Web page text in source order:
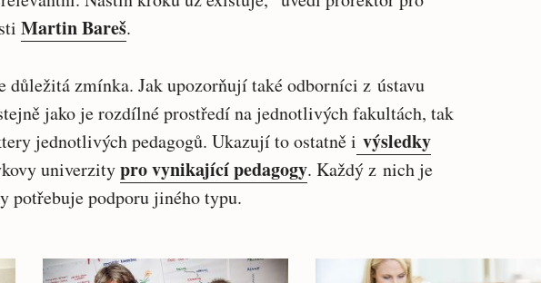
Martin Bareš.
důležitá zmínka. Jak upozorňují také odborníci z ústavu
jako je rozdílné prostředí na jednotlivých fakultách, tak
jednotlivých pedagogů. Ukazují to ostatně i výsledky
univerzitypro vynikající pedagogy. Každý z nich je
potřebuje podporu jiného typu.